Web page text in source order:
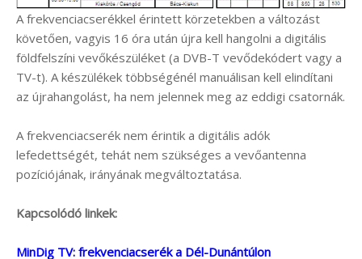
A frekvenciacserékkel érintett körzetekben a változást
követően, vagyis 16 óra után újra kell hangolni a digitális
földfelszíni vevőkészüléket (a DVB-T vevődekódert vagy a
TV-t). A készülékek többségénél manuálisan kell elindítani
az újrahangolást, ha nem jelennek meg az eddigi csatornák.
A frekvenciacserék nem érintik a digitális adók
lefedettségét, tehát nem szükséges a vevőantenna
pozíciójának, irányának megváltoztatása.
Kapcsolódó linkek:
MinDig TV: frekvenciacserék a Dél-Dunántúlon